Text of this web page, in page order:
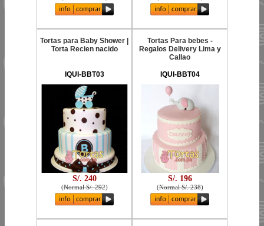
Tortas para Baby Shower |
Torta Recien nacido
IQUI-BBT03
S/. 240
(Normal S/. 292)
Tortas Para bebes -
Regalos Delivery Lima y
Callao
IQUI-BBT04
S/. 196
(Normal S/. 238)